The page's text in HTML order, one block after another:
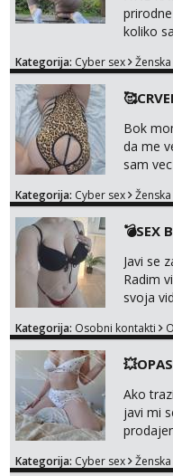
Volim
koliko
prljave i
po
ludila.
Kategorija: Cyber sex
Bok
da me
sam
Za
0045
Kategorija: Cyber sex
💣SEX
Javi se
Radim
svoja
0045
Kategorija: Osobni kontakti
Ako
javi mi
Viber ili
Kategorija: Cyber sex